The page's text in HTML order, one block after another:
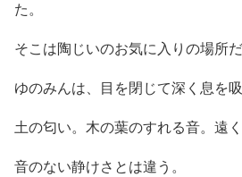
た。
そこは陶じいのお気に入りの場所だ
ゆのみんは、目を閉じて深く息を吸
土の匂い。木の葉のすれる音。遠
音のない静けさとは違う。